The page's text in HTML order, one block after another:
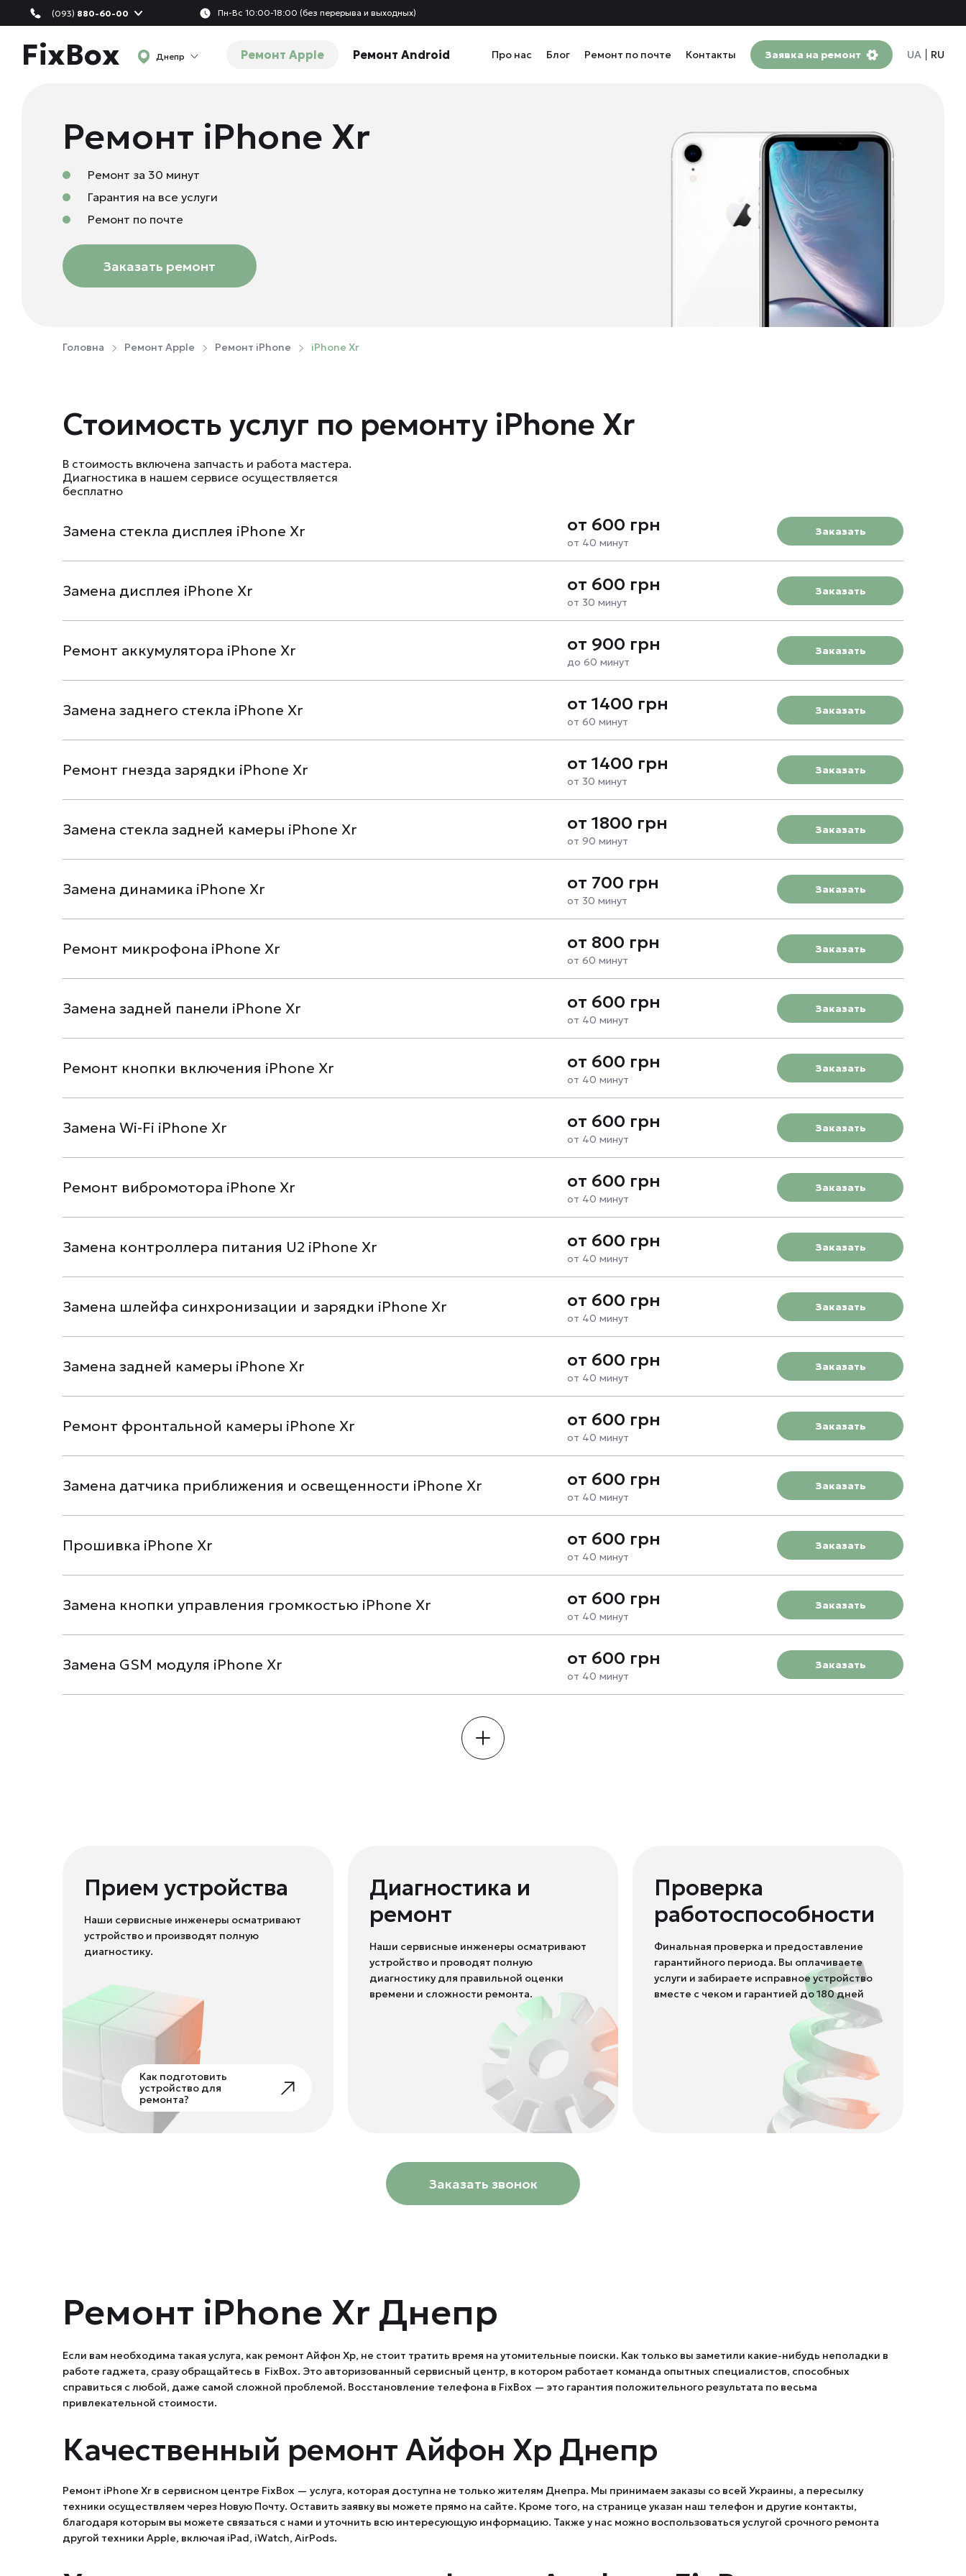
(093) 880-60-00 Пн-Вс 10:00-18:00 (без перерыва и выходных)
FixBox Днепр Ремонт Apple Ремонт Android Про нас Блог Ремонт по почте Контакты Заявка на ремонт UA RU
Ремонт iPhone Xr
Ремонт за 30 минут
Гарантия на все услуги
Ремонт по почте
Заказать ремонт
Головна Ремонт Apple Ремонт iPhone iPhone Xr
Стоимость услуг по ремонту iPhone Xr
В стоимость включена запчасть и работа мастера.
Диагностика в нашем сервисе осуществляется
бесплатно
Замена стекла дисплея iPhone Xr от 600 грн
от 40 минут
Заказать
Замена дисплея iPhone Xr от 600 грн
от 30 минут
Заказать
Ремонт аккумулятора iPhone Xr от 900 грн
до 60 минут
Заказать
Замена заднего стекла iPhone Xr от 1400 грн
от 60 минут
Заказать
Ремонт гнезда зарядки iPhone Xr от 1400 грн
от 30 минут
Заказать
Замена стекла задней камеры iPhone Xr от 1800 грн
от 90 минут
Заказать
Замена динамика iPhone Xr от 700 грн
от 30 минут
Заказать
Ремонт микрофона iPhone Xr от 800 грн
от 60 минут
Заказать
Замена задней панели iPhone Xr от 600 грн
от 40 минут
Заказать
Ремонт кнопки включения iPhone Xr от 600 грн
от 40 минут
Заказать
Замена Wi-Fi iPhone Xr от 600 грн
от 40 минут
Заказать
Ремонт вибромотора iPhone Xr от 600 грн
от 40 минут
Заказать
Замена контроллера питания U2 iPhone Xr от 600 грн
от 40 минут
Заказать
Замена шлейфа синхронизации и зарядки iPhone Xr от 600 грн
от 40 минут
Заказать
Замена задней камеры iPhone Xr от 600 грн
от 40 минут
Заказать
Ремонт фронтальной камеры iPhone Xr от 600 грн
от 40 минут
Заказать
Замена датчика приближения и освещенности iPhone Xr от 600 грн
от 40 минут
Заказать
Прошивка iPhone Xr от 600 грн
от 40 минут
Заказать
Замена кнопки управления громкостью iPhone Xr от 600 грн
от 40 минут
Заказать
Замена GSM модуля iPhone Xr от 600 грн
от 40 минут
Заказать
Прием устройства
Наши сервисные инженеры осматривают
устройство и производят полную
диагностику.
Как подготовить
устройство для
ремонта?
Диагностика и
ремонт
Наши сервисные инженеры осматривают
устройство и проводят полную
диагностику для правильной оценки
времени и сложности ремонта.
Проверка
работоспособности
Финальная проверка и предоставление
гарантийного периода. Вы оплачиваете
услуги и забираете исправное устройство
вместе с чеком и гарантией до 180 дней
Заказать звонок
Ремонт iPhone Xr Днепр
Если вам необходима такая услуга, как ремонт Айфон Хр, не стоит тратить время на утомительные поиски. Как только вы заметили какие-нибудь неполадки в
работе гаджета, сразу обращайтесь в FixBox. Это авторизованный сервисный центр, в котором работает команда опытных специалистов, способных
справиться с любой, даже самой сложной проблемой. Восстановление телефона в FixBox — это гарантия положительного результата по весьма
привлекательной стоимости.
Качественный ремонт Айфон Хр Днепр
Ремонт iPhone Xr в сервисном центре FixBox — услуга, которая доступна не только жителям Днепра. Мы принимаем заказы со всей Украины, а пересылку
техники осуществляем через Новую Почту. Оставить заявку вы можете прямо на сайте. Кроме того, на странице указан наш телефон и другие контакты,
благодаря которым вы можете связаться с нами и уточнить всю интересующую информацию. Также у нас можно воспользоваться услугой срочного ремонта
другой техники Apple, включая iPad, iWatch, AirPods.